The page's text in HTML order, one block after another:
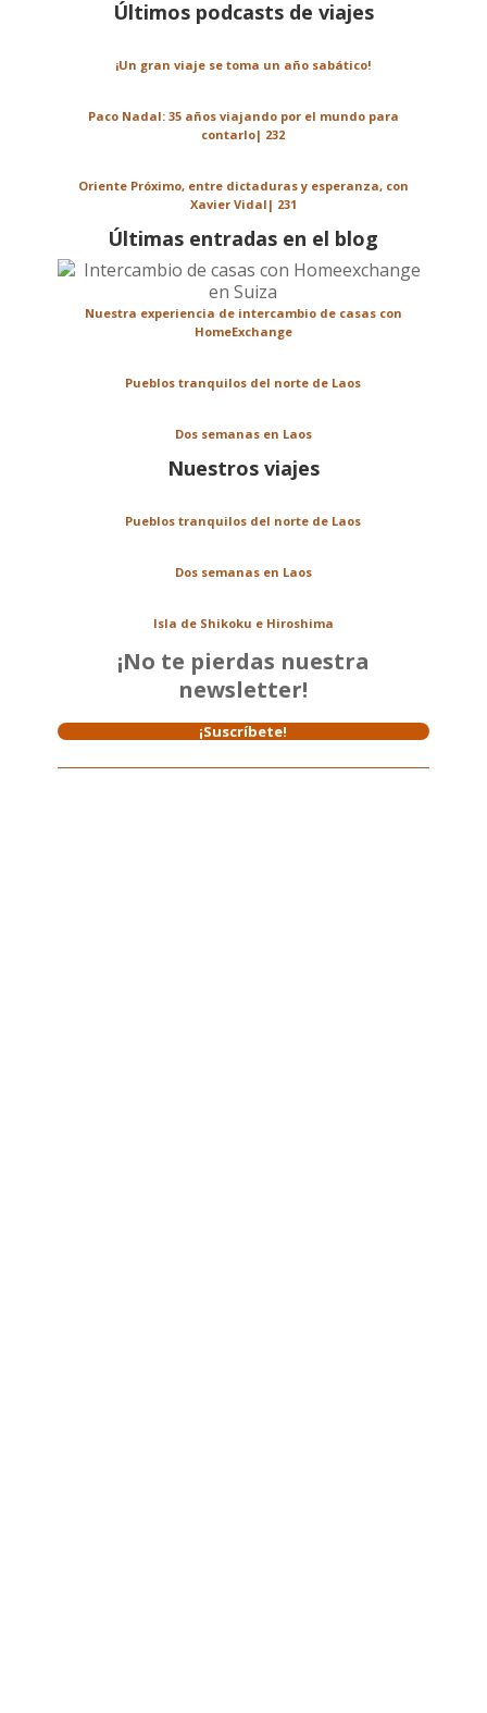
Últimos podcasts de viajes
¡Un gran viaje se toma un año sabático!
Paco Nadal: 35 años viajando por el mundo para
contarlo| 232
Oriente Próximo, entre dictaduras y esperanza, con
Xavier Vidal| 231
Últimas entradas en el blog
Nuestra experiencia de intercambio de casas con
HomeExchange
Pueblos tranquilos del norte de Laos
Dos semanas en Laos
Nuestros viajes
Pueblos tranquilos del norte de Laos
Dos semanas en Laos
Isla de Shikoku e Hiroshima
¡No te pierdas nuestra
newsletter!
¡Suscríbete!